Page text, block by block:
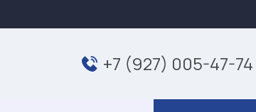
+7 (927) 005-47-74